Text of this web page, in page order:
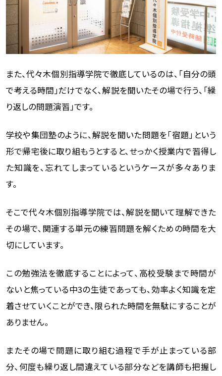
また、代々木個別指導学院で徹底しているのは、「自分の頭
で考える時間」だけでなく、解説を聞いたその場で行う、「繰
り返しの問題演習」です。
学校や集団塾のように、解説を聞いた問題を「宿題」という
形で帰宅後に取り組もうとすると、せっかく授業内で習得し
た知識を、忘れてしまっているというケースが多々ありま
す。
そこで代々木個別指導学院では、解説を聞いて理解できた
その場で、関連する単元の練習問題を解くための時間を大
切にしています。
この勉強法を徹底することによって、高校受験まで時間が
ないと焦っている中3の生徒であっても、効率よく知識を定
着させていくことができ、限られた時間を無駄にすることが
ありません。
またその場で問題に取り組む過程で手が止まっている部
分、何度も繰り返し間違えている部分などを講師も把握し